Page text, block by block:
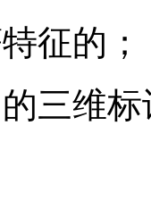
征的；
的三维